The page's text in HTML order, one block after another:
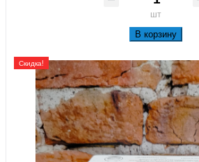
шт
В корзину
Скидка!